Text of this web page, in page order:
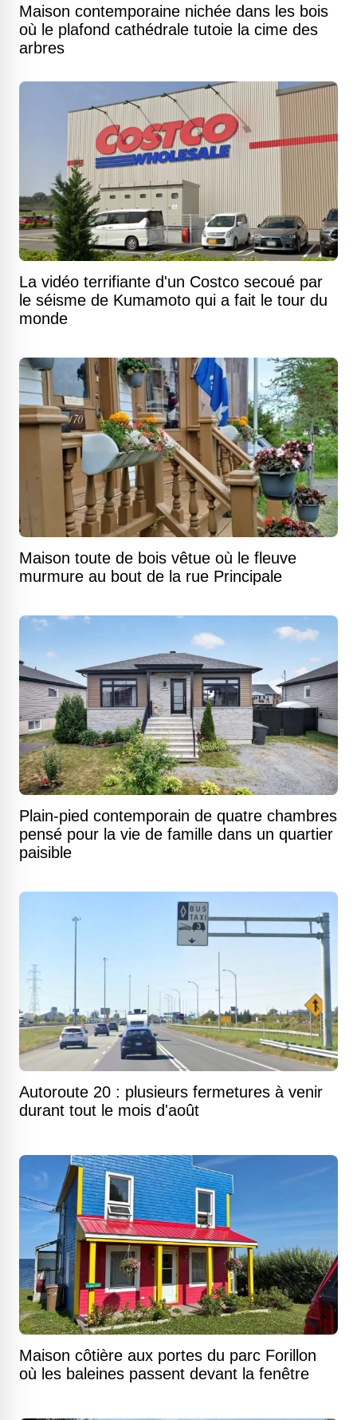
Maison contemporaine nichée dans les bois
où le plafond cathédrale tutoie la cime des
arbres
La vidéo terrifiante d'un Costco secoué par
le séisme de Kumamoto qui a fait le tour du
monde
Maison toute de bois vêtue où le fleuve
murmure au bout de la rue Principale
Plain-pied contemporain de quatre chambres
pensé pour la vie de famille dans un quartier
paisible
Autoroute 20 : plusieurs fermetures à venir
durant tout le mois d'août
Maison côtière aux portes du parc Forillon
où les baleines passent devant la fenêtre